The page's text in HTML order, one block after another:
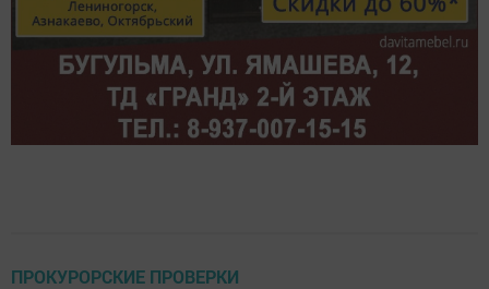
ПРОКУРОРСКИЕ ПРОВЕРКИ